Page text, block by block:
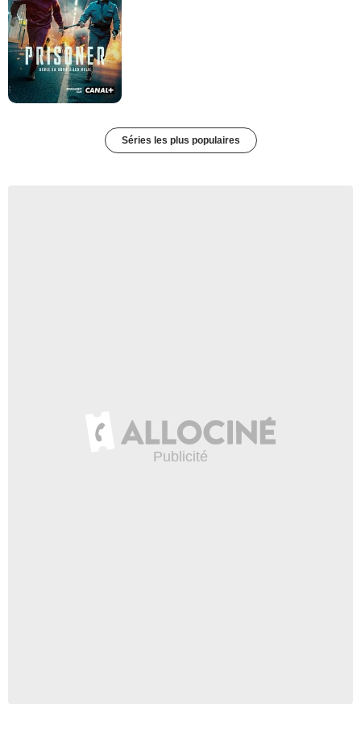
Séries les plus populaires